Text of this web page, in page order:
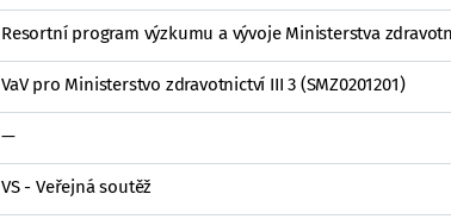
Resortní program výzkumu a vývoje Ministerstva
VaV pro Ministerstvo zdravotnictví III 3 (SMZ0201201)
—
VS - Veřejná soutěž